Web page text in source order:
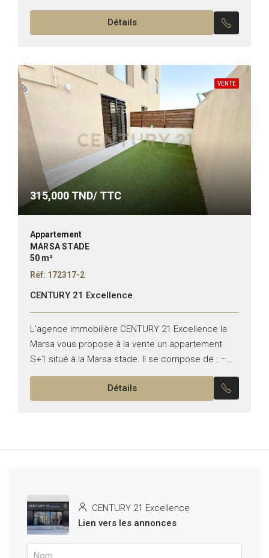
compose de : – Un salon lumineux – Deux...
Détails
VENTE
315,000 TND/ TTC
Appartement
MARSA STADE
50 m²
Réf: 172317-2
CENTURY 21 Excellence
L’agence immobilière CENTURY 21 Excellence la
Marsa vous propose à la vente un appartement
S+1 situé à la Marsa stade. Il se compose de : –
Un salon lumineux donnant sur une...
Détails
CENTURY 21 Excellence
Lien vers les annonces